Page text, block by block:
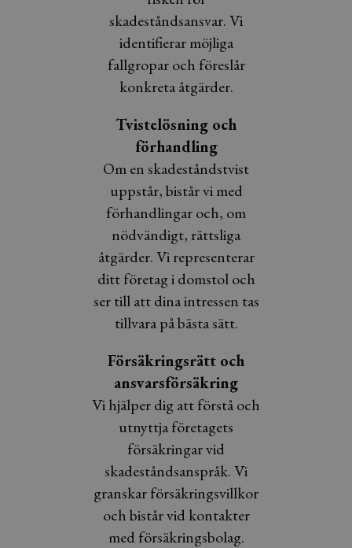
skadeståndsansvar. Vi
identifierar möjliga
fallgropar och föreslår
konkreta åtgärder.
Tvistelösning och
förhandling
Om en skadeståndstvist
uppstår, bistår vi med
förhandlingar och, om
nödvändigt, rättsliga
åtgärder. Vi representerar
ditt företag i domstol och
ser till att dina intressen tas
tillvara på bästa sätt.
Försäkringsrätt och
ansvarsförsäkring
Vi hjälper dig att förstå och
utnyttja företagets
försäkringar vid
skadeståndsanspråk. Vi
granskar försäkringsvillkor
och bistår vid kontakter
med försäkringsbolag.